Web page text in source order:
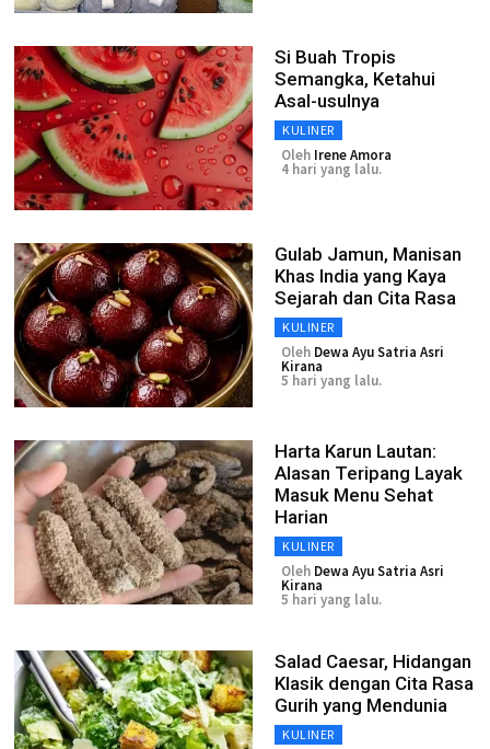
Si Buah Tropis
Semangka, Ketahui
Asal-usulnya
KULINER
Oleh Irene Amora
4 hari yang lalu.
Gulab Jamun, Manisan
Khas India yang Kaya
Sejarah dan Cita Rasa
KULINER
Oleh Dewa Ayu Satria Asri
Kirana
5 hari yang lalu.
Harta Karun Lautan:
Alasan Teripang Layak
Masuk Menu Sehat
Harian
KULINER
Oleh Dewa Ayu Satria Asri
Kirana
5 hari yang lalu.
Salad Caesar, Hidangan
Klasik dengan Cita Rasa
Gurih yang Mendunia
KULINER